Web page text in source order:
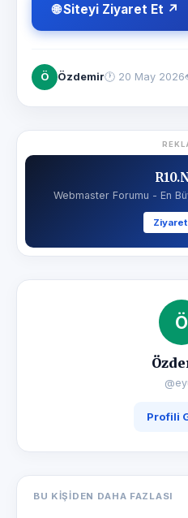
🌐 Siteyi Ziyaret Et ↗
Ö Özdemir🕐 20 May 2026
Webmaster Forumu - En
Ö
Profili
BU KIŞIDEN DAHA FAZLASI